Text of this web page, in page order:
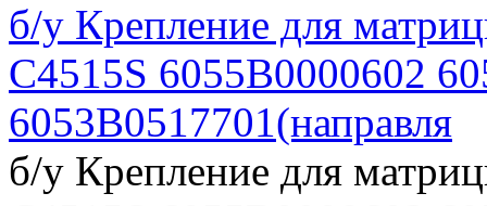
б/у Крепление для
C4515S 6055B0000602
6053B0517701(направля
б/у Крепление для